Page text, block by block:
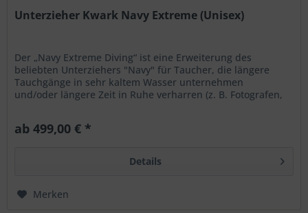
Unterzieher Kwark Navy Extreme (Unisex)
Der „Navy Extreme Diving“ ist eine Erweiterung des
beliebten Unterziehers "Navy" für Taucher, die längere
Tauchgänge in sehr kaltem Wasser unternehmen
und/oder längere Zeit in Ruhe verharren (z. B. Fotografen,
ab 499,00 € *
Details
Merken